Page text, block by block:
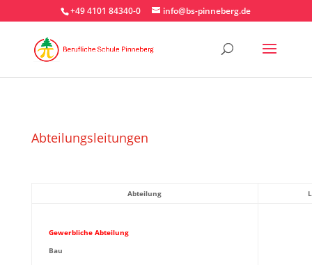
+49 4101 84340-0 info@bs-pinneberg.de
Abteilungsleitungen
Abteilung
Gewerbliche Abteilung
Bau